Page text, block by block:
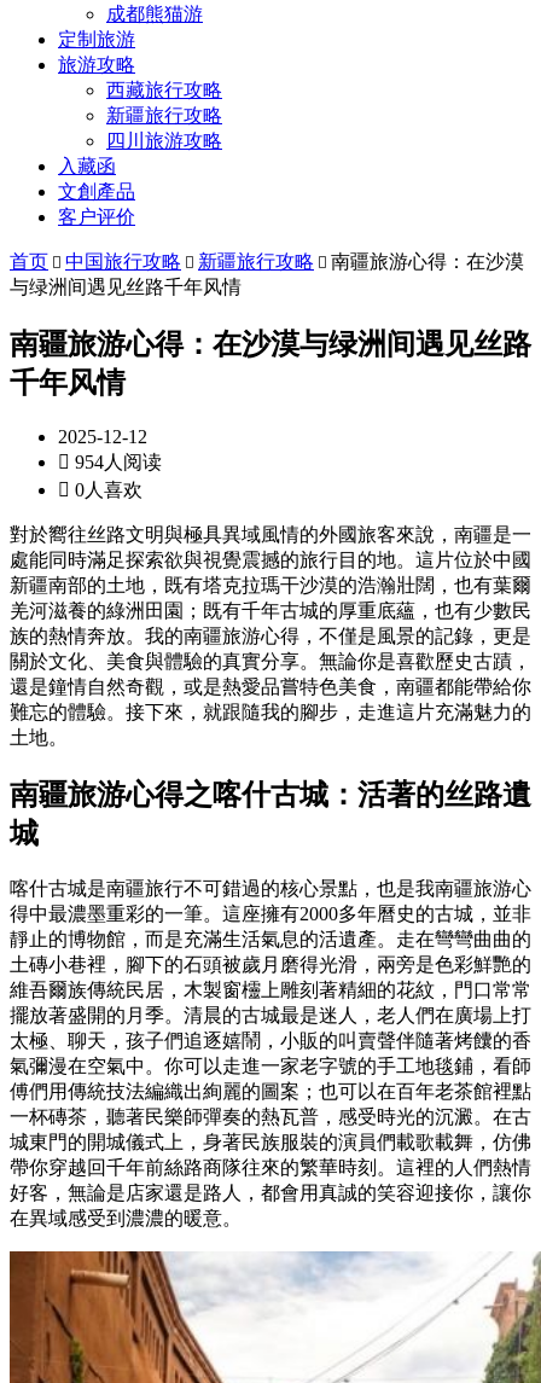
成都熊猫游
定制旅游
旅游攻略
西藏旅行攻略
新疆旅行攻略
四川旅游攻略
入藏函
文創產品
客户评价
首页  中国旅行攻略  新疆旅行攻略  南疆旅游心得：在沙漠
与绿洲间遇见丝路千年风情
南疆旅游心得：在沙漠与绿洲间遇见丝路
千年风情
2025-12-12
 954人阅读
 0人喜欢
對於嚮往丝路文明與極具異域風情的外國旅客來說，南疆是一
處能同時滿足探索欲與視覺震撼的旅行目的地。這片位於中國
新疆南部的土地，既有塔克拉瑪干沙漠的浩瀚壯闊，也有葉爾
羌河滋養的綠洲田園；既有千年古城的厚重底蘊，也有少數民
族的熱情奔放。我的南疆旅游心得，不僅是風景的記錄，更是
關於文化、美食與體驗的真實分享。無論你是喜歡歷史古蹟，
還是鐘情自然奇觀，或是熱愛品嘗特色美食，南疆都能帶給你
難忘的體驗。接下來，就跟隨我的腳步，走進這片充滿魅力的
土地。
南疆旅游心得之喀什古城：活著的丝路遺
城
喀什古城是南疆旅行不可錯過的核心景點，也是我南疆旅游心
得中最濃墨重彩的一筆。這座擁有2000多年曆史的古城，並非
靜止的博物館，而是充滿生活氣息的活遺產。走在彎彎曲曲的
土磚小巷裡，腳下的石頭被歲月磨得光滑，兩旁是色彩鮮艷的
維吾爾族傳統民居，木製窗欞上雕刻著精細的花紋，門口常常
擺放著盛開的月季。清晨的古城最是迷人，老人們在廣場上打
太極、聊天，孩子們追逐嬉鬧，小販的叫賣聲伴隨著烤饢的香
氣彌漫在空氣中。你可以走進一家老字號的手工地毯鋪，看師
傅們用傳統技法編織出絢麗的圖案；也可以在百年老茶館裡點
一杯磚茶，聽著民樂師彈奏的熱瓦普，感受時光的沉澱。在古
城東門的開城儀式上，身著民族服裝的演員們載歌載舞，仿佛
帶你穿越回千年前絲路商隊往來的繁華時刻。這裡的人們熱情
好客，無論是店家還是路人，都會用真誠的笑容迎接你，讓你
在異域感受到濃濃的暖意。